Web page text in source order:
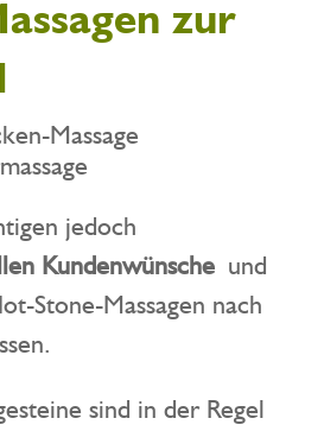
zur
Massage
jedoch
Kundenwünscheund
Stone-Massagen nach
sind in der Regel